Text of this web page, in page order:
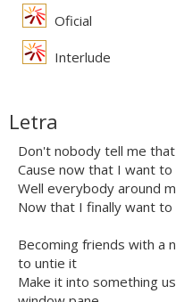
Oficial
Interlude
Letra
Don't nobody tell me
Cause now that I want to
Well everybody around
Now that I finally want
Becoming friends with a
to untie it
Make it into something